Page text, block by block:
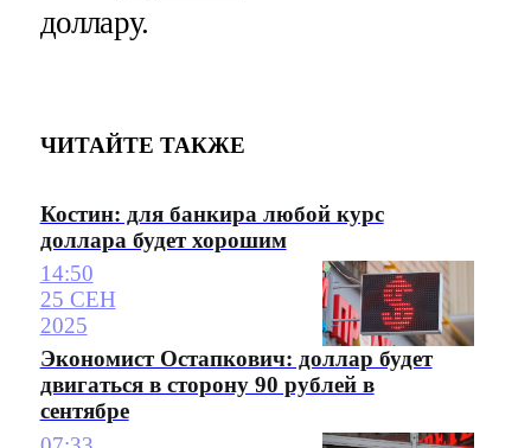
доллару.
ЧИТАЙТЕ ТАКЖЕ
Костин: для банкира любой курс
доллара будет хорошим
14:50
25 СЕН
2025
Экономист Остапкович: доллар будет
двигаться в сторону 90 рублей в
сентябре